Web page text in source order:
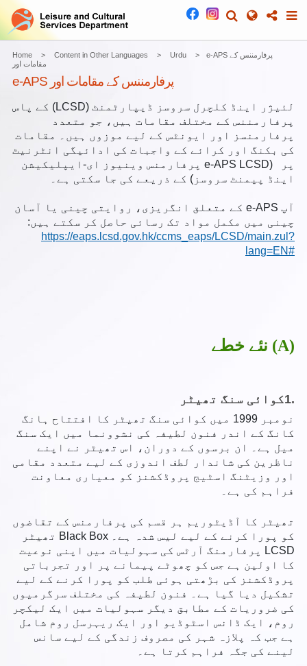
Home Content in Other Languages Urdu
e-APS پرفارمننس کے
مقامات اور
e-APS پرفارمننس کے مقامات اور
لئیژر اینڈ کلچرل سروسز ڈیپارٹمنٹ (LCSD) کے پاس
پرفارمننس کے مختلف مقامات ہیں، جو متعدد
پرفارمنسز اور ایونٹس کے لیے موزوں ہیں۔ مقامات
کی بکنگ اور کرائے کے واجبات کی ادائیگی انٹرنیٹ
پر (e-APS LCSD پرفارمنس وینیوز ای-ایپلیکیشن
اینڈ پیمنٹ سروسز) کے ذریعے کی جا سکتی ہے۔
آپ e-APS کے متعلق انگریزی، روایتی چینی یا آسان
چینی میں مکمل مواد تک رسائی حاصل کر سکتے ہیں:
https://eaps.lcsd.gov.hk/ccms_eaps/LCSD/main.zul?
lang=EN#
نئے خطے (A)
کوائی سنگ تھیٹر1.
نومبر 1999 میں کوائی سنگ تھیٹر کا افتتاح ہانگ
کانگ کے اندر فنون لطیفہ کی نشوونما میں ایک سنگ
میل ہے۔ ان برسوں کے دوران، اس تھیٹر نے اپنے
ناظرین کی شاندار لطف اندوزی کے لیے متعدد مقامی
اور وزیٹنگ اسٹیج پروڈکشنز کو معیاری معاونت
فراہم کی ہے۔
تھیٹر کا آڈیٹوریم ہر قسم کی پرفارمنس کے تقاضوں
کو پورا کرنے کے لیے لیس شدہ ہے۔ Black Box تھیٹر
LCSD پرفارمنگ آرٹس کی سہولیات میں اپنی نوعیت
کا اولین ہے جس کو چھوٹے پیمانے پر اور تجرباتی
پروڈکشنز کی بڑھتی ہوئی طلب کو پورا کرنے کے لیے
تشکیل دیا گیا ہے۔ فنون لطیفہ کی مختلف سرگرمیوں
کی ضروریات کے مطابق دیگر سہولیات میں ایک لیکچر
روم، ایک ڈانس اسٹوڈیو اور ایک ریہرسل روم شامل
ہے جب کہ پلازہ شہر کی مصروف زندگی کے لیے سانس
لینے کی جگہ فراہم کرتا ہے۔